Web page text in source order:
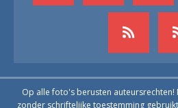
Op alle foto's berusten auteursrechten!
zonder schriftelijke toestemming